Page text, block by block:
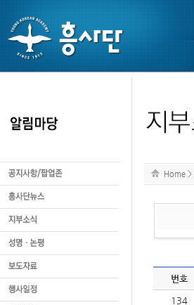
Home >
번호
134